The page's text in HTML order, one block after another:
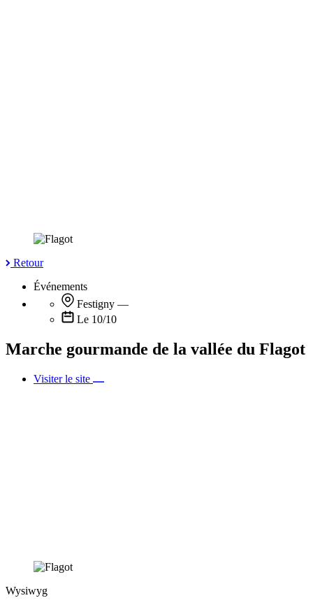
Retour
Événements
Festigny —
Le 10/10
Marche gourmande de la vallée du Flagot
Visiter le site
Wysiwyg